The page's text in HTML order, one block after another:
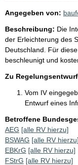
Angegeben von:
Beschreibung: Die
der Erleichterung des
Deutschland. Für
beschleunigt und
Zu
Vom IV
Entwurf eines
Betroffene
AEG [alle RV hierzu]
BSWAG [alle RV hierzu]
EBKrG [alle RV hierzu]
FStrG [alle RV hierzu]